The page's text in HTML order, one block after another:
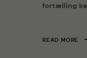
fortælling
READ MORE